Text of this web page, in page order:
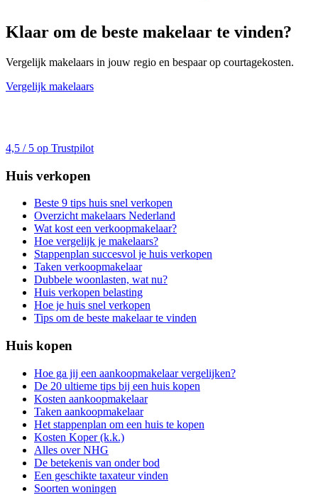
Klaar om de beste makelaar te vinden?
Vergelijk makelaars in jouw regio en bespaar op courtagekosten.
Vergelijk makelaars
4,5 / 5 op Trustpilot
Huis verkopen
Beste 9 tips huis snel verkopen
Overzicht makelaars Nederland
Wat kost een verkoopmakelaar?
Hoe vergelijk je makelaars?
Stappenplan succesvol je huis verkopen
Taken verkoopmakelaar
Dubbele woonlasten, wat nu?
Huis verkopen belasting
Hoe je huis snel verkopen
Tips om de beste makelaar te vinden
Huis kopen
Hoe ga jij een aankoopmakelaar vergelijken?
De 20 ultieme tips bij een huis kopen
Kosten aankoopmakelaar
Taken aankoopmakelaar
Het stappenplan om een huis te kopen
Kosten Koper (k.k.)
Alles over NHG
De betekenis van onder bod
Een geschikte taxateur vinden
Soorten woningen